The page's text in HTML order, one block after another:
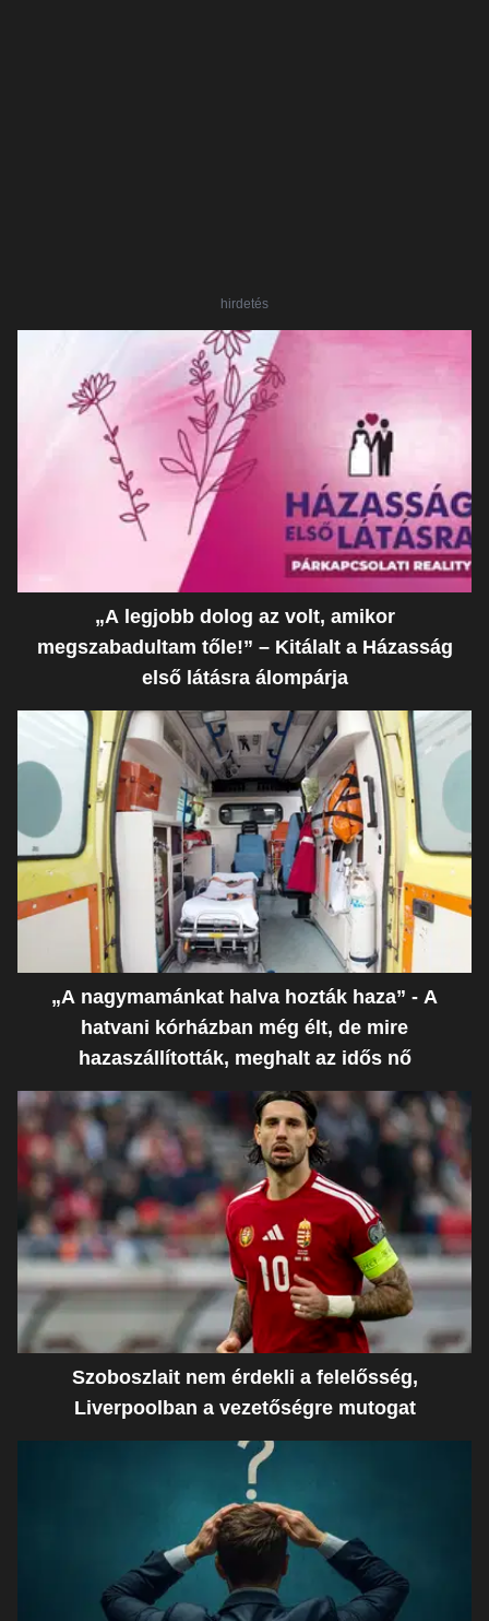
hirdetés
„A legjobb dolog az volt, amikor
megszabadultam tőle!” – Kitálalt a Házasság
első látásra álompárja
„A nagymamánkat halva hozták haza” - A
hatvani kórházban még élt, de mire
hazaszállították, meghalt az idős nő
Szoboszlait nem érdekli a felelősség,
Liverpoolban a vezetőségre mutogat